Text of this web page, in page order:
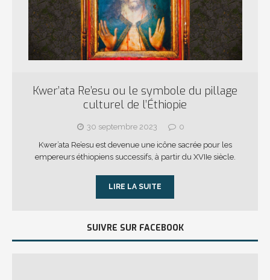
Kwer’ata Re’esu ou le symbole du pillage
culturel de l’Éthiopie
30 septembre 2023
0
Kwer’ata Re’esu est devenue une icône sacrée pour les
empereurs éthiopiens successifs, à partir du XVIIe siècle.
LIRE LA SUITE
SUIVRE SUR FACEBOOK